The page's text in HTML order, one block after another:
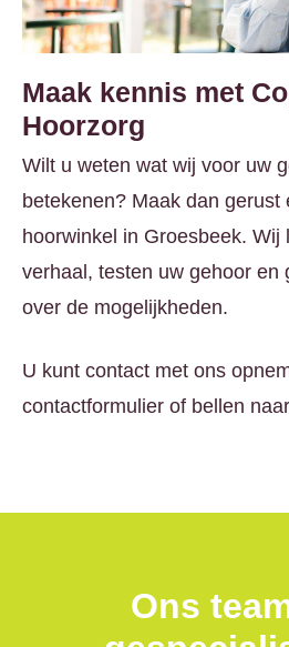
Maak kennis met
Hoorzorg
Wilt u weten wat wij voor uw
betekenen? Maak dan
hoorwinkel in Groesbeek. Wij
verhaal, testen uw gehoor en
over de mogelijkheden.
U kunt contact met ons
contactformulier of bellen naar
Ons